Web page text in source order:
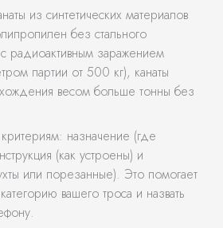
из синтетических материалов
без стального
радиоактивным заражением
партии от 500 кг), канаты
весом больше тонны без
назначение (где
(как устроены) и
или порезанные). Это помогает
вашего троса и назвать